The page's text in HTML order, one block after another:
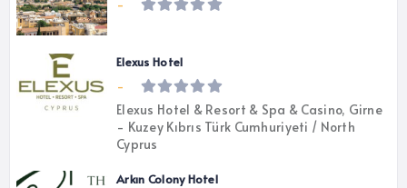
Elexus Hotel
-
Elexus Hotel & Resort & Spa & Casino, Girne
- Kuzey Kıbrıs Türk Cumhuriyeti / North
Cyprus
Arkın Colony Hotel